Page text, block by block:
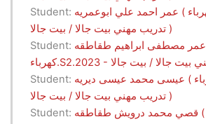
Student: عمر احمد علي ابوعمريه ( كهرباء.S2.2023 -
تدريب مهني بيت جالا / بيت جالا )
Student: عمر مصطفى ابراهيم طقاطقه (
Student: عيسى محمد عيسى ديريه ( كهرباء.S2.2023 -
تدريب مهني بيت جالا / بيت جالا )
Student: قصي محمد درويش طقاطقه ( كهرباء.S2.2023